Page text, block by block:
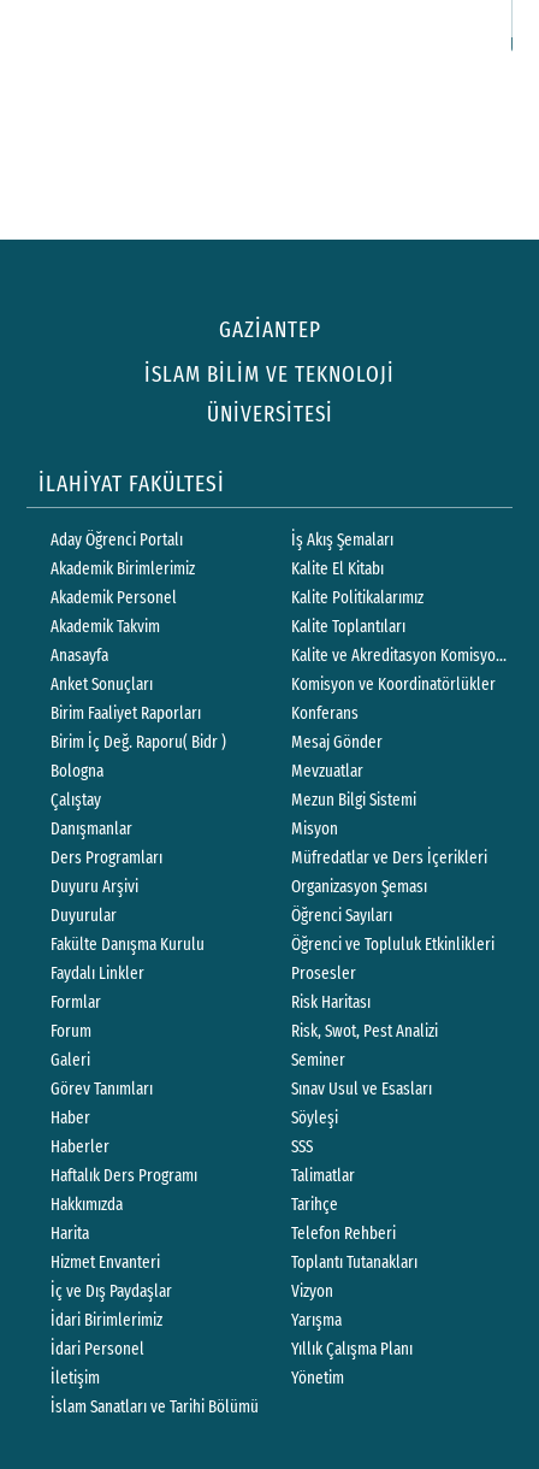
GAZİANTEP
İSLAM BİLİM VE TEKNOLOJİ
ÜNİVERSİTESİ
İLAHİYAT FAKÜLTESİ
Aday Öğrenci Portalı
Akademik Birimlerimiz
Akademik Personel
Akademik Takvim
Anasayfa
Anket Sonuçları
Birim Faaliyet Raporları
Birim İç Değ. Raporu( Bidr )
Bologna
Çalıştay
Danışmanlar
Ders Programları
Duyuru Arşivi
Duyurular
Fakülte Danışma Kurulu
Faydalı Linkler
Formlar
Forum
Galeri
Görev Tanımları
Haber
Haberler
Haftalık Ders Programı
Hakkımızda
Harita
Hizmet Envanteri
İç ve Dış Paydaşlar
İdari Birimlerimiz
İdari Personel
İletişim
İslam Sanatları ve Tarihi Bölümü
İş Akış Şemaları
Kalite El Kitabı
Kalite Politikalarımız
Kalite Toplantıları
Kalite ve Akreditasyon Komisyonları
Komisyon ve Koordinatörlükler
Konferans
Mesaj Gönder
Mevzuatlar
Mezun Bilgi Sistemi
Misyon
Müfredatlar ve Ders İçerikleri
Organizasyon Şeması
Öğrenci Sayıları
Öğrenci ve Topluluk Etkinlikleri
Prosesler
Risk Haritası
Risk, Swot, Pest Analizi
Seminer
Sınav Usul ve Esasları
Söyleşi
SSS
Talimatlar
Tarihçe
Telefon Rehberi
Toplantı Tutanakları
Vizyon
Yarışma
Yıllık Çalışma Planı
Yönetim